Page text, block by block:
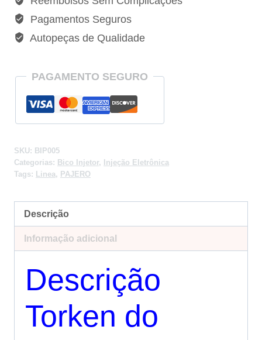
16V
FLEX
IWP005
50104602
Pagamentos Seguros
Autopeças de Qualidade
PAGAMENTO SEGURO
SKU: BIP005
Categorias: Bico Injetor,
Injeção Eletrônica
Tags: Linea, PAJERO
Descrição
Informação adicional
Descrição
Torken do